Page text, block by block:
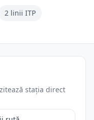
2 linii ITP
stația direct